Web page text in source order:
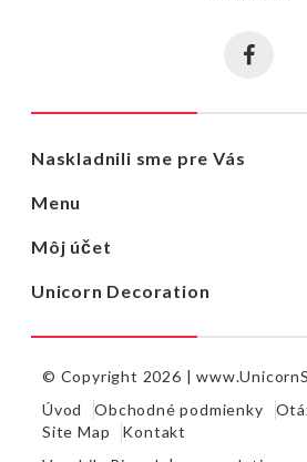
Naskladnili sme pre Vás
Menu
Môj účet
Unicorn Decoration
© Copyright 2026 |
Úvod
Obchodné podmienky
Site Map
Kontakt